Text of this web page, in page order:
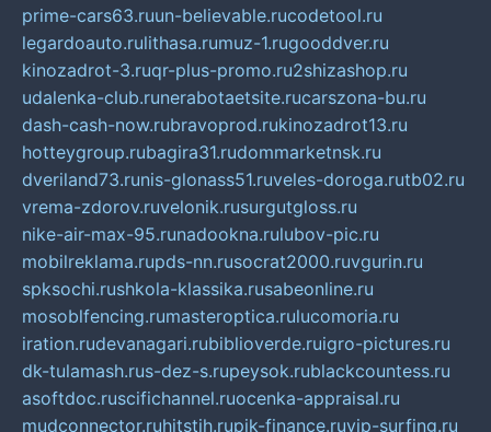
prime-cars63.ruun-believable.rucodetool.ru
legardoauto.rulithasa.rumuz-1.rugooddver.ru
kinozadrot-3.ruqr-plus-promo.ru2shizashop.ru
udalenka-club.runerabotaetsite.rucarszona-bu.ru
dash-cash-now.rubravoprod.rukinozadrot13.ru
hotteygroup.rubagira31.rudommarketnsk.ru
dveriland73.runis-glonass51.ruveles-doroga.rutb02.ru
vrema-zdorov.ruvelonik.rusurgutgloss.ru
nike-air-max-95.runadookna.rulubov-pic.ru
mobilreklama.rupds-nn.rusocrat2000.ruvgurin.ru
spksochi.rushkola-klassika.rusabeonline.ru
mosoblfencing.rumasteroptica.rulucomoria.ru
iration.rudevanagari.rubiblioverde.ruigro-pictures.ru
dk-tulamash.rus-dez-s.rupeysok.rublackcountess.ru
asoftdoc.ruscifichannel.ruocenka-appraisal.ru
mudconnector.ruhitstih.rupik-finance.ruvip-surfing.ru